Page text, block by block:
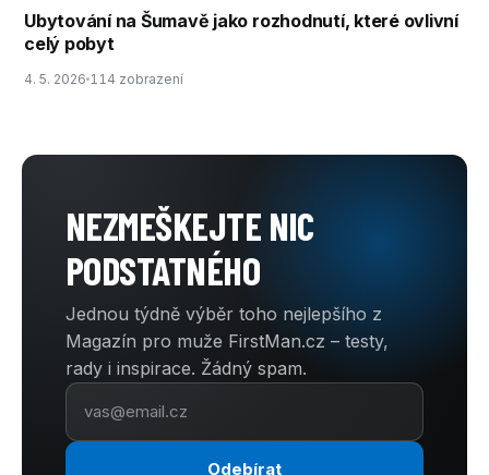
Ubytování na Šumavě jako rozhodnutí, které ovlivní
celý pobyt
4. 5. 2026 114 zobrazení
NEZMEŠKEJTE NIC
PODSTATNÉHO
Jednou týdně výběr toho nejlepšího z
Magazín pro muže FirstMan.cz – testy,
rady i inspirace. Žádný spam.
Odebírat